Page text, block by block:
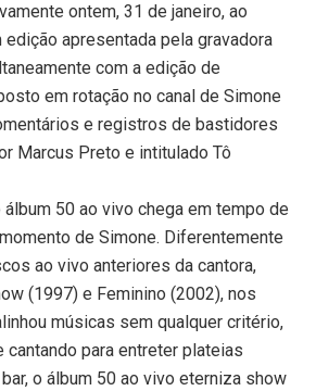
ontem, 31 de janeiro, ao
apresentada pela gravadora
com a edição de
em rotação no canal de Simone
e registros de bastidores
Marcus Preto e intitulado Tô
50 ao vivo chega em tempo de
de Simone. Diferentemente
ao vivo anteriores da cantora,
(1997) e Feminino (2002), nos
músicas sem qualquer critério,
para entreter plateias
o álbum 50 ao vivo eterniza show